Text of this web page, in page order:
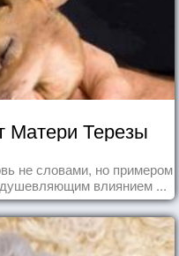
Матери Терезы
не словами, но примером
влиянием ...